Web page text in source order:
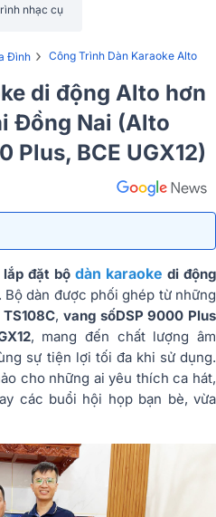
nhạc cụ
Đình › Công Trình Dàn Karaoke Alto
di động Alto hơn
Đồng Nai (Alto
Plus, BCE UGX12)
lắp đặt bộ dàn karaoke di động
dàn được phối ghép từ những
, vang sốDSP 9000 Plus
, mang đến chất lượng âm
sự tiện lợi tối đa khi sử dụng.
cho những ai yêu thích ca hát,
các buổi hội họp bạn bè, vừa